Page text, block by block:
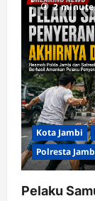
2
Kota Jambi
Polresta
Pelaku